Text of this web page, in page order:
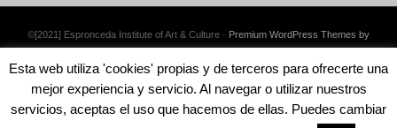
©[2021] Espronceda Institute of Art & Culture · Premium WordPress Themes by
Esta web utiliza 'cookies' propias y de terceros para ofrecerte una
mejor experiencia y servicio. Al navegar o utilizar nuestros
servicios, aceptas el uso que hacemos de ellas. Puedes cambiar